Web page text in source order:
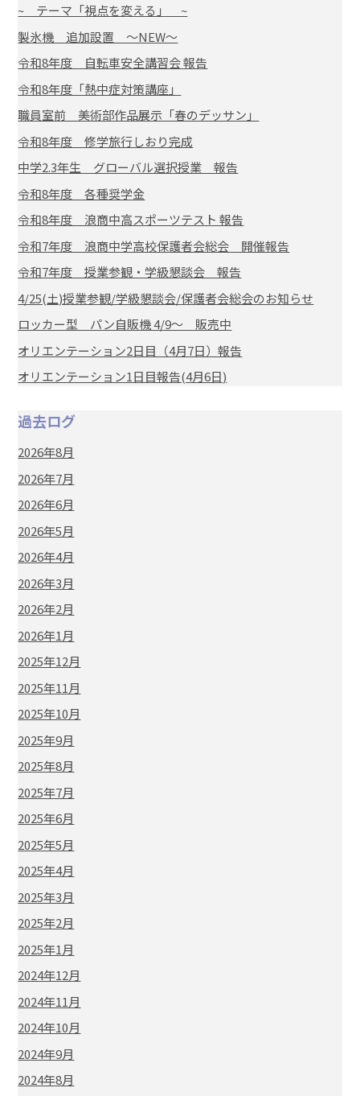
~ テーマ「視点を変える」 ~
製氷機 追加設置 ～NEW～
令和8年度 自転車安全講習会 報告
令和8年度「熱中症対策講座」
職員室前 美術部作品展示「春のデッサン」
令和8年度 修学旅行しおり完成
中学2.3年生 グローバル選択授業 報告
令和8年度 各種奨学金
令和8年度 浪商中高スポーツテスト 報告
令和7年度 浪商中学高校保護者会総会 開催報告
令和7年度 授業参観・学級懇談会 報告
4/25(土)授業参観/学級懇談会/保護者会総会のお知らせ
ロッカー型 パン自販機 4/9～ 販売中
オリエンテーション2日目（4月7日）報告
オリエンテーション1日目報告(4月6日)
過去ログ
2026年8月
2026年7月
2026年6月
2026年5月
2026年4月
2026年3月
2026年2月
2026年1月
2025年12月
2025年11月
2025年10月
2025年9月
2025年8月
2025年7月
2025年6月
2025年5月
2025年4月
2025年3月
2025年2月
2025年1月
2024年12月
2024年11月
2024年10月
2024年9月
2024年8月